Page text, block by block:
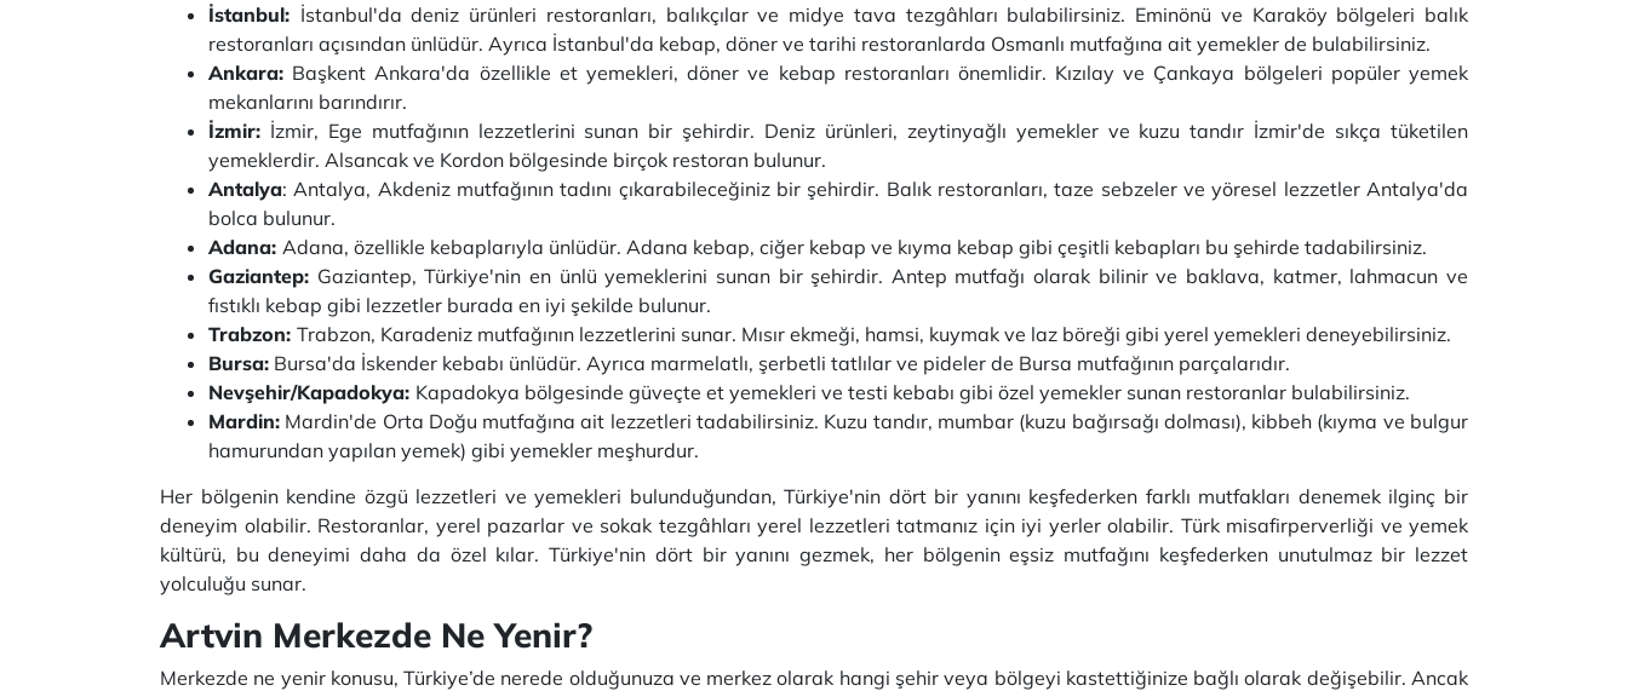
İstanbul: İstanbul'da deniz ürünleri restoranları, balıkçılar ve midye tava tezgâhları bulabilirsiniz. Eminönü ve Karaköy bölgeleri balık
restoranları açısından ünlüdür. Ayrıca İstanbul'da kebap, döner ve tarihi restoranlarda Osmanlı mutfağına ait yemekler de bulabilirsiniz.
Ankara: Başkent Ankara'da özellikle et yemekleri, döner ve kebap restoranları önemlidir. Kızılay ve Çankaya bölgeleri popüler yemek
mekanlarını barındırır.
İzmir: İzmir, Ege mutfağının lezzetlerini sunan bir şehirdir. Deniz ürünleri, zeytinyağlı yemekler ve kuzu tandır İzmir'de sıkça tüketilen
yemeklerdir. Alsancak ve Kordon bölgesinde birçok restoran bulunur.
Antalya: Antalya, Akdeniz mutfağının tadını çıkarabileceğiniz bir şehirdir. Balık restoranları, taze sebzeler ve yöresel lezzetler Antalya'da
bolca bulunur.
Adana: Adana, özellikle kebaplarıyla ünlüdür. Adana kebap, ciğer kebap ve kıyma kebap gibi çeşitli kebapları bu şehirde tadabilirsiniz.
Gaziantep: Gaziantep, Türkiye'nin en ünlü yemeklerini sunan bir şehirdir. Antep mutfağı olarak bilinir ve baklava, katmer, lahmacun ve
fıstıklı kebap gibi lezzetler burada en iyi şekilde bulunur.
Trabzon: Trabzon, Karadeniz mutfağının lezzetlerini sunar. Mısır ekmeği, hamsi, kuymak ve laz böreği gibi yerel yemekleri deneyebilirsiniz.
Bursa: Bursa'da İskender kebabı ünlüdür. Ayrıca marmelatlı, şerbetli tatlılar ve pideler de Bursa mutfağının parçalarıdır.
Nevşehir/Kapadokya: Kapadokya bölgesinde güveçte et yemekleri ve testi kebabı gibi özel yemekler sunan restoranlar bulabilirsiniz.
Mardin: Mardin'de Orta Doğu mutfağına ait lezzetleri tadabilirsiniz. Kuzu tandır, mumbar (kuzu bağırsağı dolması), kibbeh (kıyma ve bulgur
hamurundan yapılan yemek) gibi yemekler meşhurdur.
Her bölgenin kendine özgü lezzetleri ve yemekleri bulunduğundan, Türkiye'nin dört bir yanını keşfederken farklı mutfakları denemek ilginç bir
deneyim olabilir. Restoranlar, yerel pazarlar ve sokak tezgâhları yerel lezzetleri tatmanız için iyi yerler olabilir. Türk misafirperverliği ve yemek
kültürü, bu deneyimi daha da özel kılar. Türkiye'nin dört bir yanını gezmek, her bölgenin eşsiz mutfağını keşfederken unutulmaz bir lezzet
yolculuğu sunar.
Artvin Merkezde Ne Yenir?
Merkezde ne yenir konusu, Türkiye’de nerede olduğunuza ve merkez olarak hangi şehir veya bölgeyi kastettiğinize bağlı olarak değişebilir. Ancak